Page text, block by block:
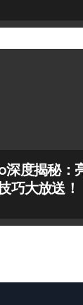
深度揭秘：
巧大放送！